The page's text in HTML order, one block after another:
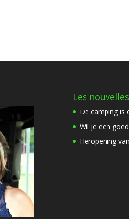
Les nouvelles
De camping is
Wil je een
Heropening